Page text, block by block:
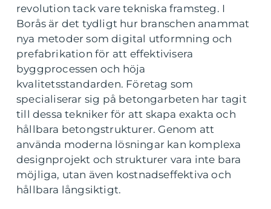
revolution tack vare tekniska framsteg. I
Borås är det tydligt hur branschen anammat
nya metoder som digital utformning och
prefabrikation för att effektivisera
byggprocessen och höja
kvalitetsstandarden. Företag som
specialiserar sig på betongarbeten har tagit
till dessa tekniker för att skapa exakta och
hållbara betongstrukturer. Genom att
använda moderna lösningar kan komplexa
designprojekt och strukturer vara inte bara
möjliga, utan även kostnadseffektiva och
hållbara långsiktigt.